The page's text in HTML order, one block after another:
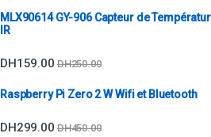
MLX90614 GY-906 Capteur de
IR
DH159.00 DH250.00
Raspberry Pi Zero 2 W Wifi et Bluetooth
DH299.00 DH450.00